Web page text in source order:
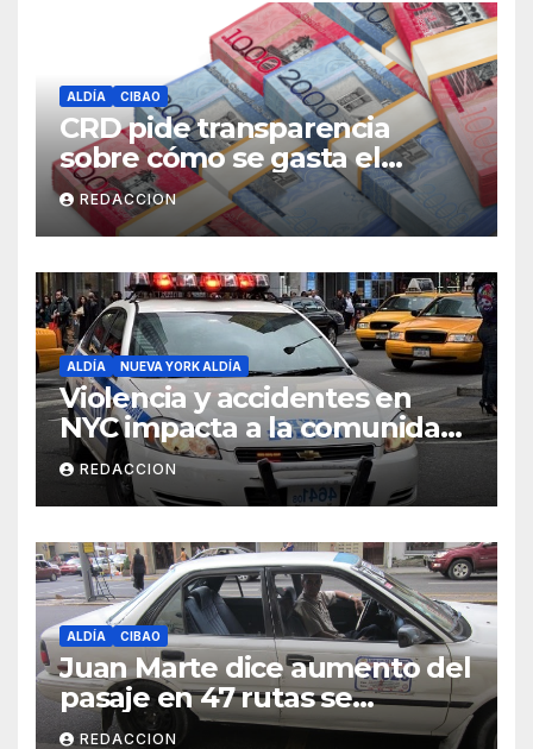
ALDÍA CIBAO
CRD pide transparencia
sobre cómo se gasta el
dinero del Seguro Familiar de
Salud
REDACCION
ALDÍA NUEVA YORK ALDÍA
Violencia y accidentes en
NYC impacta a la comunidad
dominicana
REDACCION
ALDÍA CIBAO
Juan Marte dice aumento del
pasaje en 47 rutas se
mantiene
REDACCION